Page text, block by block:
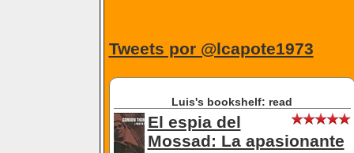
Tweets por @lcapote1973
Luis's bookshelf: read
El espia del
Mossad: La apasionante